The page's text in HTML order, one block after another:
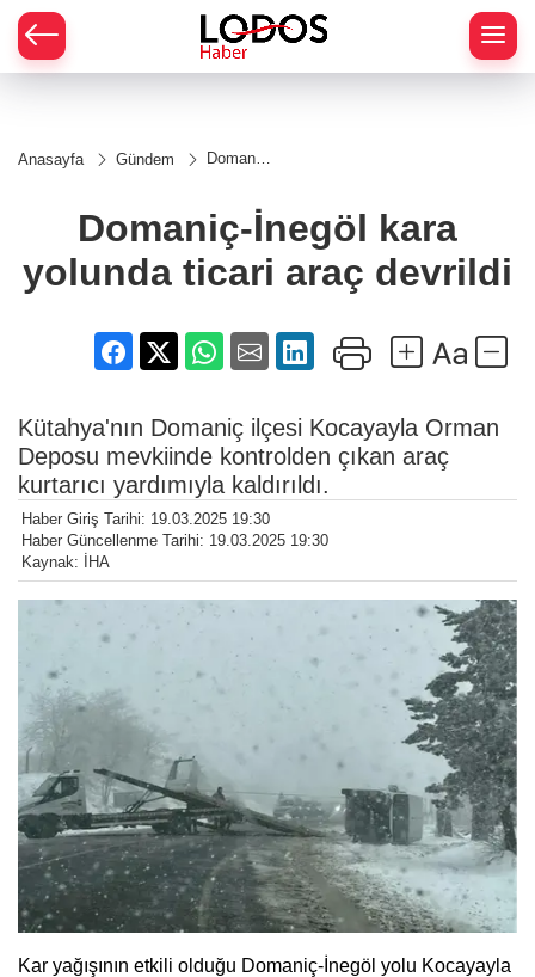
Anasayfa Gündem
Domaniç-
yolunda
ticari
araç
devrildi
Domaniç-İnegöl kara
yolunda ticari araç devrildi
Kütahya'nın Domaniç ilçesi Kocayayla Orman
Deposu mevkiinde kontrolden çıkan araç
kurtarıcı yardımıyla kaldırıldı.
Haber Giriş Tarihi: 19.03.2025 19:30
Haber Güncellenme Tarihi: 19.03.2025 19:30
Kaynak: İHA
Kar yağışının etkili olduğu Domaniç-İnegöl yolu Kocayayla